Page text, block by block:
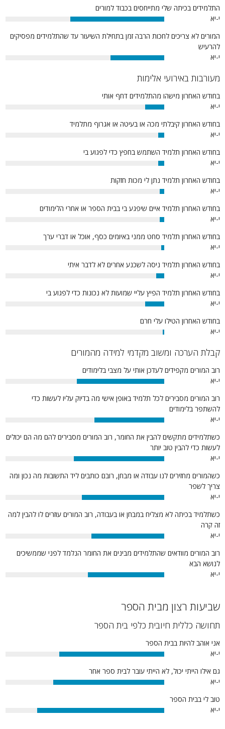
התלמידים בכיתה שלי מתייחסים בכבוד למורים
י-יא
59%
המורים לא צריכים לחכות הרבה זמן בתחילת השיעור עד שהתלמידים מפסיקים
להרעיש
י-יא
34%
מעורבות באירועי אלימות
בחודש האחרון מישהו מהתלמידים דחף אותי
י-יא
12%
בחודש האחרון קיבלתי מכה או בעיטה או אגרוף מתלמיד
י-יא
4%
בחודש האחרון תלמיד השתמש בחפץ כדי לפגוע בי
י-יא
4%
בחודש האחרון תלמיד נתן לי מכות חזקות
י-יא
3%
בחודש האחרון תלמיד איים שיפגע בי בבית הספר או אחרי הלימודים
י-יא
3%
בחודש האחרון תלמיד סחט ממני באיומים כסף, אוכל או דברי ערך
י-יא
2%
בחודש האחרון תלמיד ניסה לשכנע אחרים לא לדבר איתי
י-יא
5%
בחודש האחרון תלמיד הפיץ עליי שמועות לא נכונות כדי לפגוע בי
י-יא
12%
בחודש האחרון הטילו עלי חרם
י-יא
1%
קבלת הערכה ומשוב מקדמי למידה מהמורים
רוב המורים מקפידים לעדכן אותי על מצבי בלימודים
י-יא
55%
רוב המורים מסבירים לכל תלמיד באופן אישי מה בדיוק עליו לעשות כדי
להשתפר בלימודים
י-יא
44%
כשתלמידים מתקשים להבין את החומר, רוב המורים מסבירים להם מה הם יכולים
לעשות כדי להבין טוב יותר
י-יא
57%
כשהמורים מחזירים לנו עבודה או מבחן, רובם כותבים ליד התשובות מה נכון ומה
צריך לשפר
י-יא
52%
כשתלמיד בכיתה לא מצליח במבחן או בעבודה, רוב המורים עוזרים לו להבין למה
זה קרה
י-יא
46%
רוב המורים מוודאים שהתלמידים מבינים את החומר הנלמד לפני שממשיכים
לנושא הבא
י-יא
48%
שביעות רצון מבית הספר
תחושה כללית חיובית כלפי בית הספר
אני אוהב להיות בבית הספר
י-יא
66%
גם אילו הייתי יכול, לא הייתי עובר לבית ספר אחר
י-יא
70%
טוב לי בבית הספר
י-יא
80%